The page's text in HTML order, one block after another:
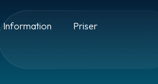
Information Priser